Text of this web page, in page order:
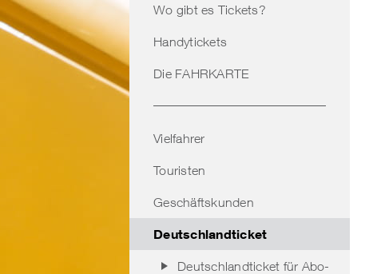
Wo gibt es Tickets?
Handytickets
Die FAHRKARTE
Vielfahrer
Touristen
Geschäftskunden
Deutschlandticket
Deutschlandticket für Abo-